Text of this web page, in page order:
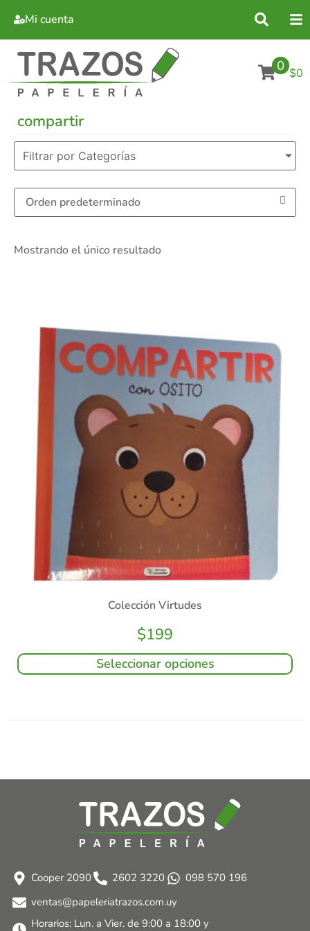
Mi cuenta
0 $0
compartir
Filtrar por Categorías
Mostrando el único resultado
Colección Virtudes
$199
Seleccionar opciones
Cooper 2090 2602 3220
098 570 196
ventas@papeleriatrazos.com.uy
Horarios: Lun. a Vier. de 9:00 a 18:00 y